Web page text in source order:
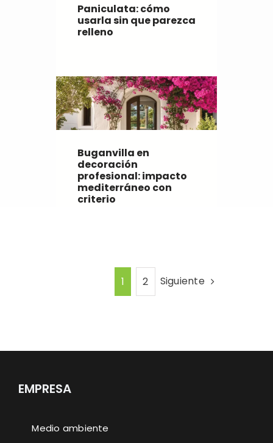
Paniculata: cómo
usarla sin que parezca
relleno
Buganvilla en
decoración
profesional: impacto
mediterráneo con
criterio
1 2 Siguiente
EMPRESA
Medio ambiente